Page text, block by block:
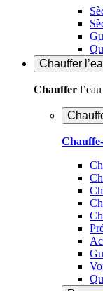
Chauffer
Chauffer l’eau